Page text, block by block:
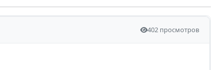
402 просмотров